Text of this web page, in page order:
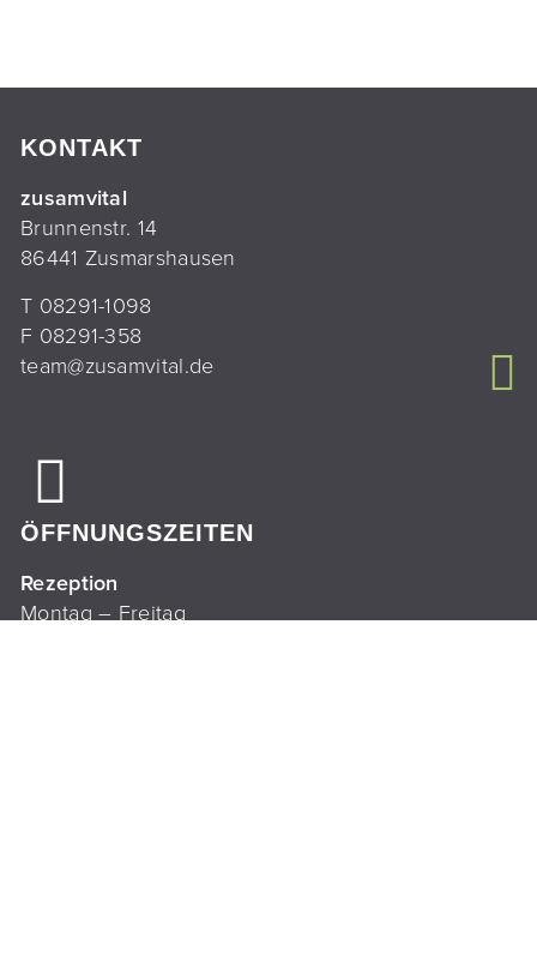
KONTAKT
zusamvital
Brunnenstr. 14
86441 Zusmarshausen
T 08291-1098
F 08291-358
team@zusamvital.de
ÖFFNUNGSZEITEN
Rezeption
Montag – Freitag